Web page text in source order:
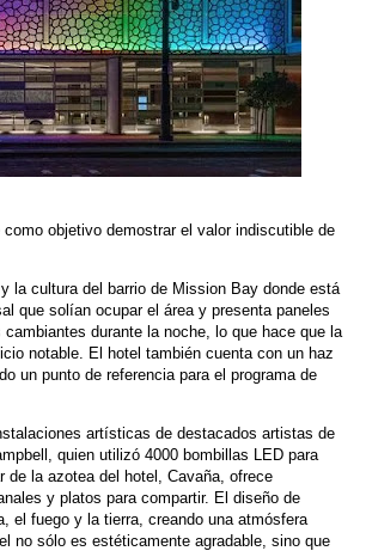
objetivo demostrar el valor indiscutible de
la cultura del barrio de Mission Bay donde está
que solían ocupar el área y presenta paneles
durante la noche, lo que hace que la
notable. El hotel también cuenta con un haz
un punto de referencia para el programa de
artísticas de destacados artistas de
quien utilizó 4000 bombillas LED para
de la azotea del hotel, Cavaña, ofrece
y platos para compartir. El diseño de
el fuego y la tierra, creando una atmósfera
no sólo es estéticamente agradable, sino que